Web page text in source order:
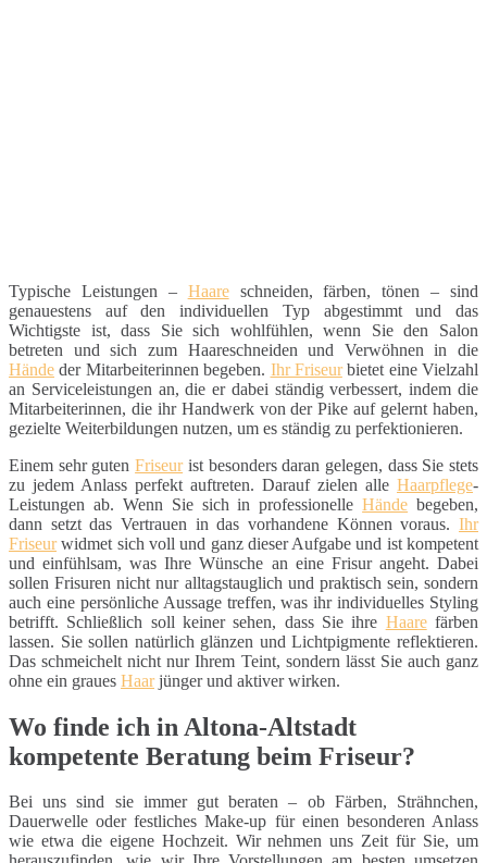
Typische Leistungen – Haareschneiden, färben, tönen – sind
genauestens auf den individuellen Typ abgestimmt und das
Wichtigste ist, dass Sie sich wohlfühlen, wenn Sie den Salon
betreten und sich zum Haareschneiden und Verwöhnen in die
Hände der Mitarbeiterinnen begeben. Ihr Friseurbietet eine Vielzahl
an Serviceleistungen an, die er dabei ständig verbessert, indem die
Mitarbeiterinnen, die ihr Handwerk von der Pike auf gelernt haben,
gezielte Weiterbildungen nutzen, um es ständig zu perfektionieren.
Einem sehr gutenFriseurist besonders daran gelegen, dass Sie stets
zu jedem Anlass perfekt auftreten. Darauf zielen alle Haarpflege-
Leistungen ab. Wenn Sie sich in professionelleHände begeben,
dann setzt das Vertrauen in das vorhandene Können voraus. Ihr
Friseurwidmet sich voll und ganz dieser Aufgabe und ist kompetent
und einfühlsam, was Ihre Wünsche an eine Frisur angeht. Dabei
sollen Frisuren nicht nur alltagstauglich und praktisch sein, sondern
auch eine persönliche Aussage treffen, was ihr individuelles Styling
betrifft. Schließlich soll keiner sehen, dass Sie ihre Haarefärben
lassen. Sie sollen natürlich glänzen und Lichtpigmente reflektieren.
Das schmeichelt nicht nur Ihrem Teint, sondern lässt Sie auch ganz
ohne ein graues Haarjünger und aktiver wirken.
Wo finde ich in Altona-Altstadt
kompetente Beratung beim Friseur?
Bei uns sind sie immer gut beraten – ob Färben, Strähnchen,
Dauerwelle oder festliches Make-up für einen besonderen Anlass
wie etwa die eigene Hochzeit. Wir nehmen uns Zeit für Sie, um